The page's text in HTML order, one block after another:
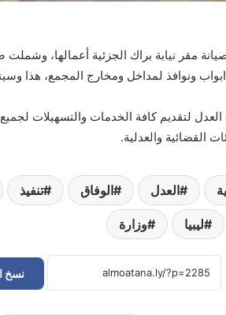
مقر نيابة براك الجزئية أعمالها، وشملت
ونوافذ لمداخل ومخارج المجمع، هذا
لتقديم كافة الخدمات والتسهيلات لجميع
القضائية والعدلية.
العدل الوفاق تنفيذ
ليبيا وزارة
نسخ